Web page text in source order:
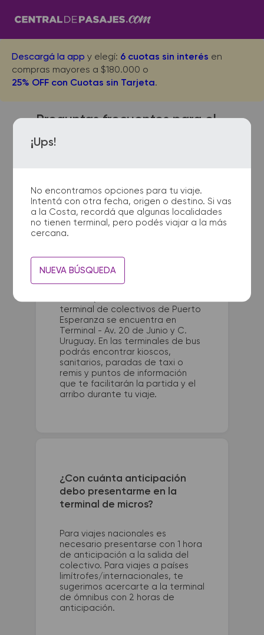
Descargá la app y elegí: 6 cuotas sin interés en
compras mayores a $180.000 o
25% OFF con Cuotas sin Tarjeta.
¡Ups!
No encontramos opciones para tu viaje.
Intentá con otra fecha, origen o destino. Si vas
a la Costa, recordá que algunas localidades
no tienen terminal, pero podés viajar a la más
cercana.
NUEVA BÚSQUEDA
Preguntas frecuentes para el
viaje desde Moreno a Puerto
Esperanza
¿Dónde quedan las
terminales de micro de
Moreno a Puerto Esperanza?
La terminal de ómnibus de
terminal de colectivos de Puerto
Esperanza se encuentra en
Terminal - Av. 20 de Junio y C.
Uruguay. En las terminales de bus
podrás encontrar kioscos,
sanitarios, paradas de taxi o
remis y puntos de información
que te facilitarán la partida y el
arribo durante tu viaje.
¿Con cuánta anticipación
debo presentarme en la
terminal de micros?
Para viajes nacionales es
necesario presentarse con 1 hora
de anticipación a la salida del
colectivo. Para viajes a países
limítrofes/internacionales, te
sugerimos acercarte a la terminal
de ómnibus con 2 horas de
anticipación.